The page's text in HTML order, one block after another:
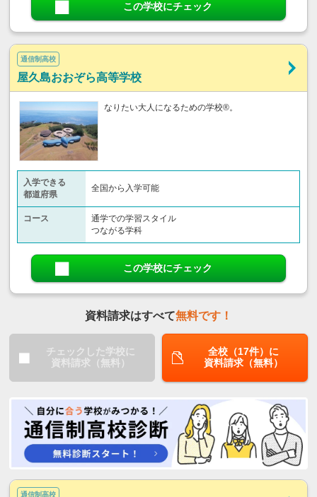
この学校にチェック
通信制高校
屋久島おおぞら高等学校
なりたい大人になるための学校®。
入学できる
都道府県
全国から入学可能
コース
通学での学習スタイル
つながる学科
この学校にチェック
資料請求はすべて無料です！
チェックした学校に
資料請求（無料）
全校（17件）に
資料請求（無料）
通信制高校